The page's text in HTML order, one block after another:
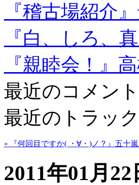
『稽古場紹介
『白、しろ、
『親睦会！』
最近のコメント
最近のトラッ
« 『何回目ですか( ・∀・)ノ？』五十
2011年01月22